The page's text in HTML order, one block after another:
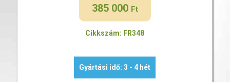
385 000 Ft
Cikkszám: FR348
Gyártási idő: 3 - 4 hét